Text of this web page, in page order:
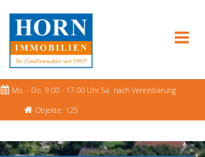
Mo. - Do. 9.00 - 17.00 Uhr Sa. nach Vereinbarung
Objekte: 125